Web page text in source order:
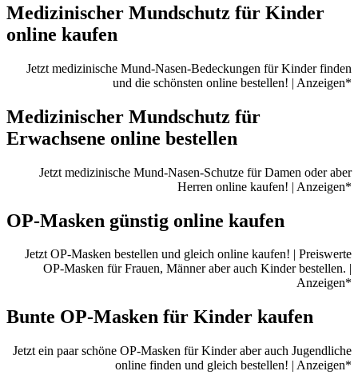
Medizinischer Mundschutz für Kinder
online kaufen
Jetzt medizinische Mund-Nasen-Bedeckungen für Kinder finden
und die schönsten online bestellen! | Anzeigen*
Medizinischer Mundschutz für
Erwachsene online bestellen
Jetzt medizinische Mund-Nasen-Schutze für Damen oder aber
Herren online kaufen! | Anzeigen*
OP-Masken günstig online kaufen
Jetzt OP-Masken bestellen und gleich online kaufen! | Preiswerte
OP-Masken für Frauen, Männer aber auch Kinder bestellen. |
Anzeigen*
Bunte OP-Masken für Kinder kaufen
Jetzt ein paar schöne OP-Masken für Kinder aber auch Jugendliche
online finden und gleich bestellen! | Anzeigen*